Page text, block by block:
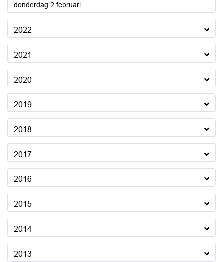
donderdag 2 februari2023
2022
2021
2020
2019
2018
2017
2016
2015
2014
2013